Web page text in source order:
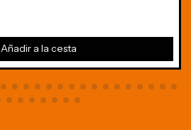
Añadir a la cesta